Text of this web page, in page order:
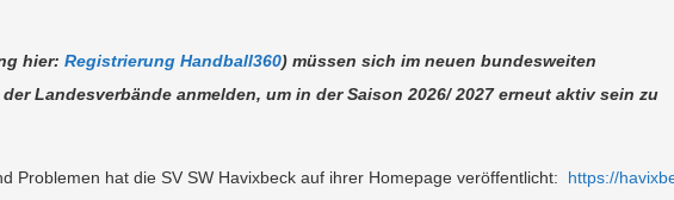
hier: Registrierung Handball360) müssen sich im neuen bundesweiten
Landesverbände anmelden, um in der Saison 2026/ 2027 erneut aktiv sein zu
Problemen hat die SV SW Havixbeck auf ihrer Homepage veröffentlicht:
https://